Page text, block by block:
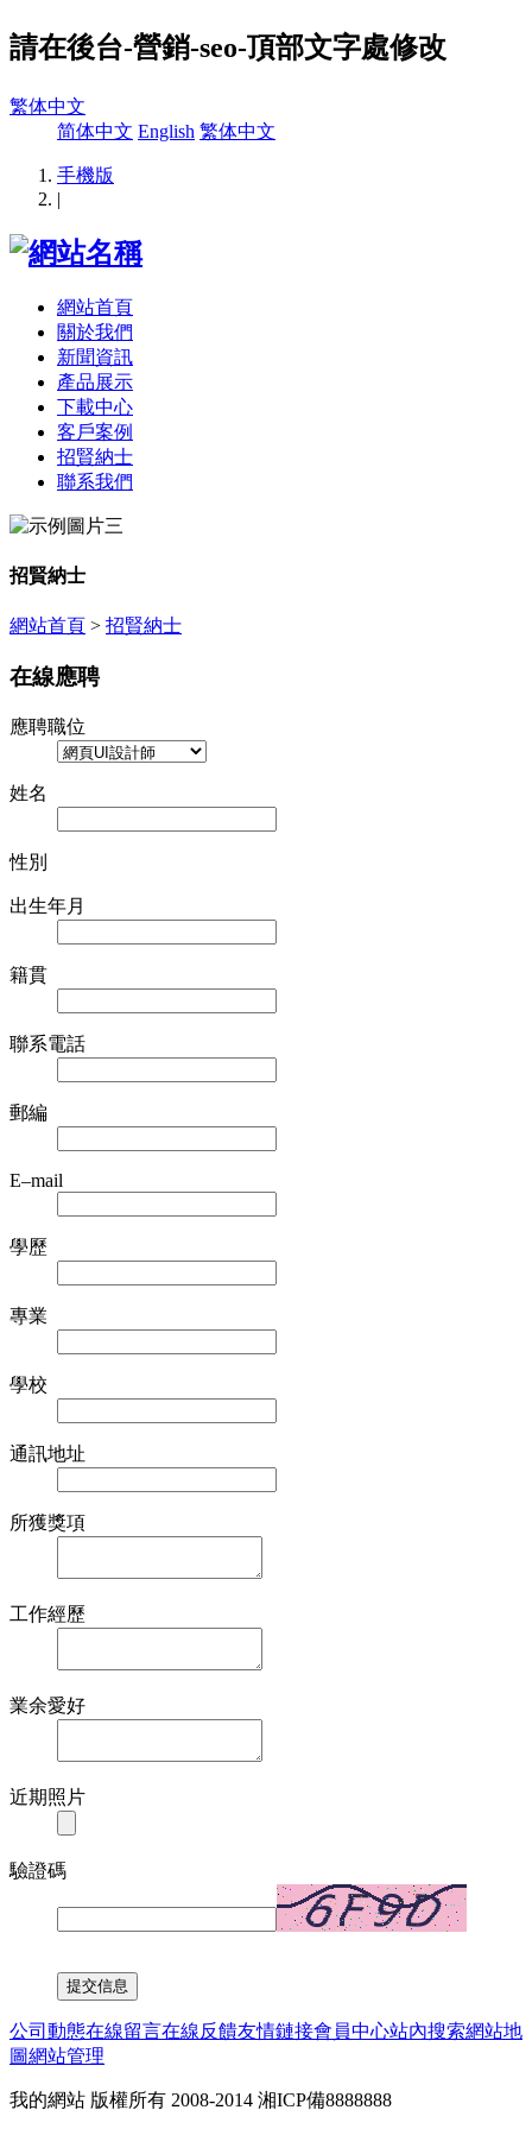
請在後台-營銷-seo-頂部文字處修改
繁体中文
简体中文 English 繁体中文
手機版
|
網站首頁
關於我們
新聞資訊
產品展示
下載中心
客戶案例
招賢納士
聯系我們
招賢納士
網站首頁 > 招賢納士
在線應聘
應聘職位
姓名
性別
出生年月
籍貫
聯系電話
郵編
E–mail
學歷
專業
學校
通訊地址
所獲獎項
工作經歷
業余愛好
近期照片
驗證碼
公司動態在線留言在線反饋友情鏈接會員中心站內搜索網站地
圖網站管理
我的網站 版權所有 2008-2014 湘ICP備8888888